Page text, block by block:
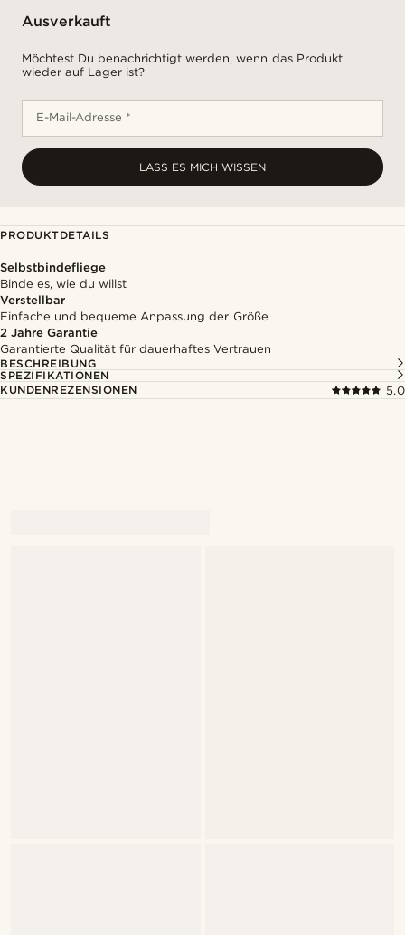
Ausverkauft
Möchtest Du benachrichtigt werden, wenn das Produkt
wieder auf Lager ist?
E-Mail-Adresse *
LASS ES MICH WISSEN
PRODUKTDETAILS
Selbstbindefliege
Binde es, wie du willst
Verstellbar
Einfache und bequeme Anpassung der Größe
2 Jahre Garantie
Garantierte Qualität für dauerhaftes Vertrauen
BESCHREIBUNG
SPEZIFIKATIONEN
KUNDENREZENSIONEN
5.0